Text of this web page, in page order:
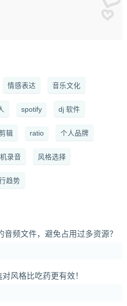
情感表达 音乐文化
spotify dj 软件
辑 ratio 个人品牌
录音 风格选择
趋势
频文件，避免占用过多资源？
风格比吃药更有效！